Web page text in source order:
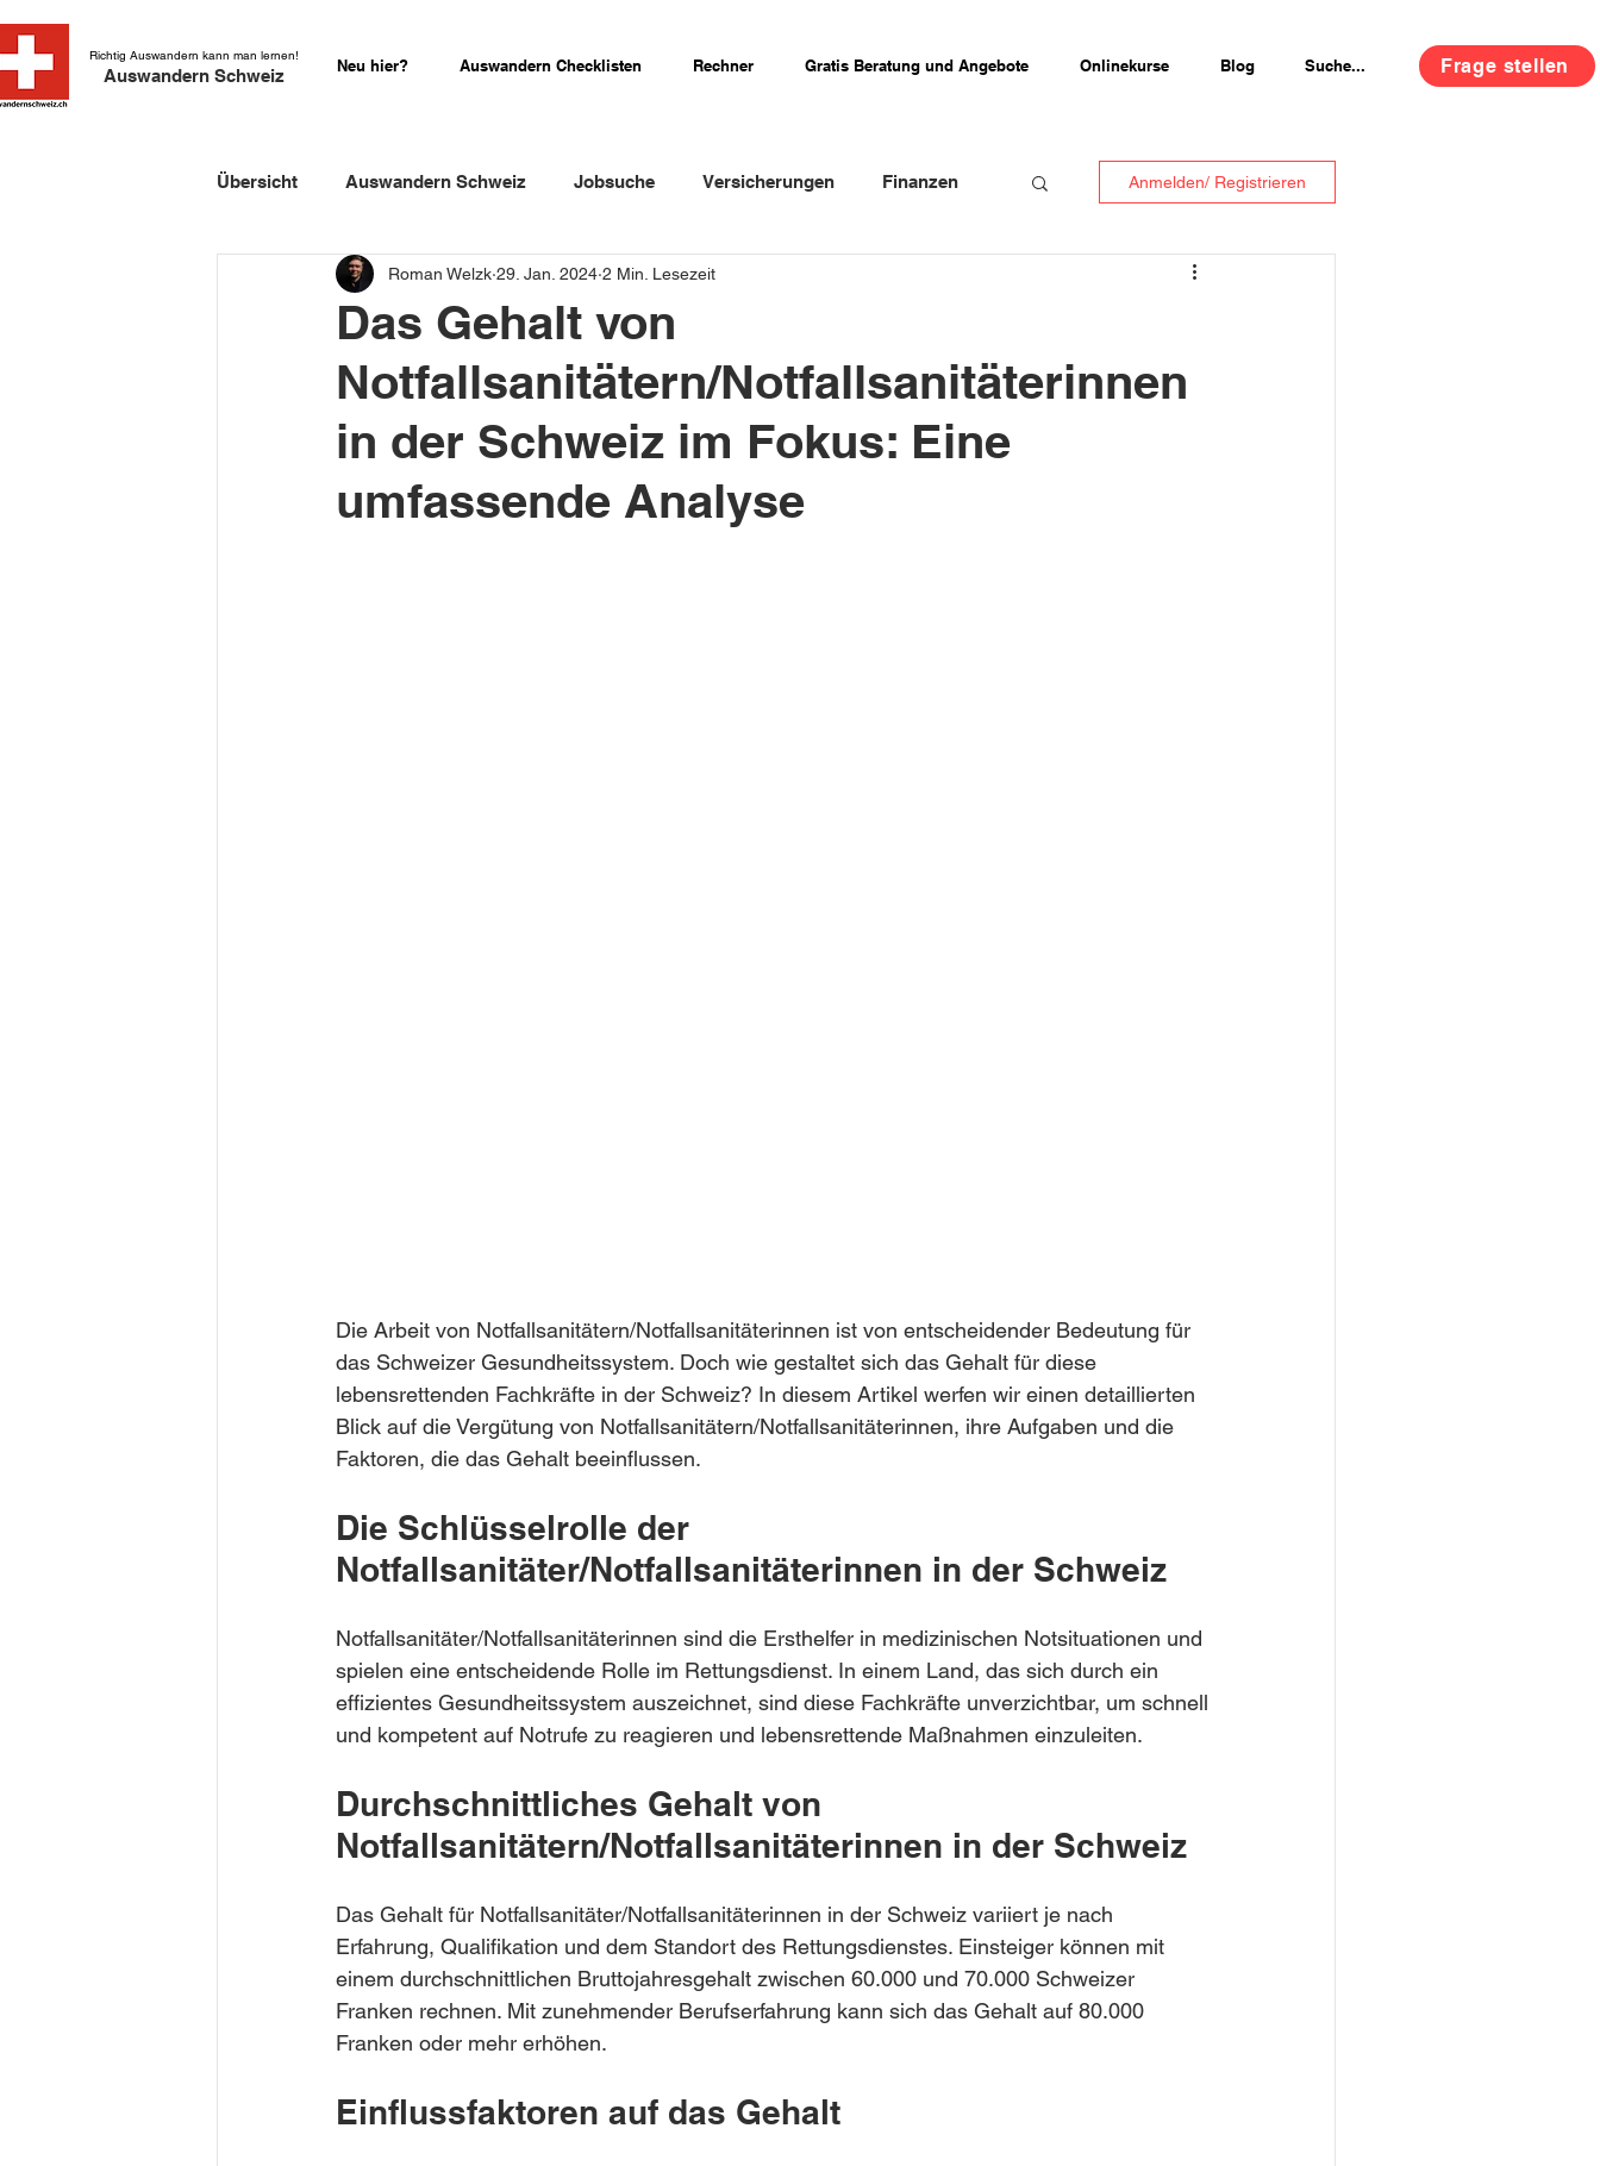
Richtig Auswandern kann man lernen!
Auswandern Schweiz Neu hier? Auswandern Checklisten Rechner Gratis Beratung und Angebote Onlinekurse Blog Suche... Frage stellen
Übersicht Auswandern Schweiz Jobsuche Versicherungen Finanzen
Einbürgerung Schweiz Schweizer Firmenportraits
Schweizer Kurzgeschichten Erfahrungsberichte
Anmelden/ Registrieren
Das Gehalt von
Notfallsanitätern/Notfallsanitäterinnen
in der Schweiz im Fokus: Eine
umfassende Analyse
Roman Welzk 29. Jan. 2024 2 Min. Lesezeit
Die Arbeit von Notfallsanitätern/Notfallsanitäterinnen ist von entscheidender Bedeutung für
das Schweizer Gesundheitssystem. Doch wie gestaltet sich das Gehalt für diese
lebensrettenden Fachkräfte in der Schweiz? In diesem Artikel werfen wir einen detaillierten
Blick auf die Vergütung von Notfallsanitätern/Notfallsanitäterinnen, ihre Aufgaben und die
Faktoren, die das Gehalt beeinflussen.
Die Schlüsselrolle der
Notfallsanitäter/Notfallsanitäterinnen in der Schweiz
Notfallsanitäter/Notfallsanitäterinnen sind die Ersthelfer in medizinischen Notsituationen und
spielen eine entscheidende Rolle im Rettungsdienst. In einem Land, das sich durch ein
effizientes Gesundheitssystem auszeichnet, sind diese Fachkräfte unverzichtbar, um schnell
und kompetent auf Notrufe zu reagieren und lebensrettende Maßnahmen einzuleiten.
Durchschnittliches Gehalt von
Notfallsanitätern/Notfallsanitäterinnen in der Schweiz
Das Gehalt für Notfallsanitäter/Notfallsanitäterinnen in der Schweiz variiert je nach
Erfahrung, Qualifikation und dem Standort des Rettungsdienstes. Einsteiger können mit
einem durchschnittlichen Bruttojahresgehalt zwischen 60.000 und 70.000 Schweizer
Franken rechnen. Mit zunehmender Berufserfahrung kann sich das Gehalt auf 80.000
Franken oder mehr erhöhen.
Einflussfaktoren auf das Gehalt